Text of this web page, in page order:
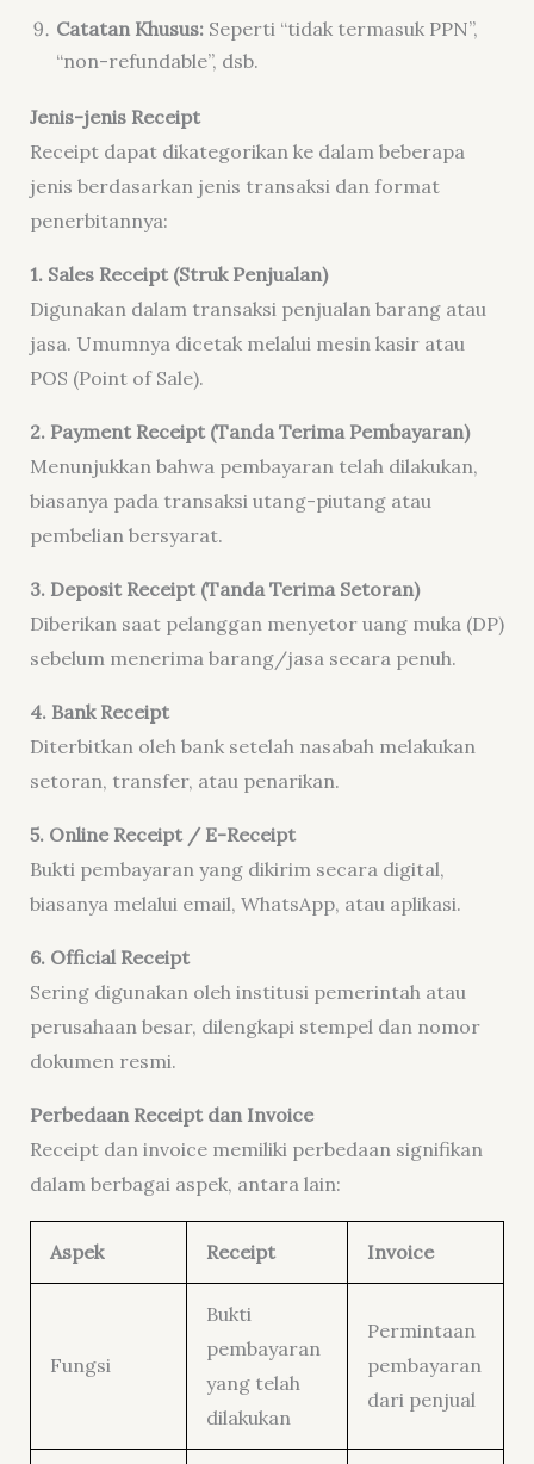
Catatan Khusus: Seperti “tidak termasuk PPN”,
“non-refundable”, dsb.
Jenis-jenis Receipt
Receipt dapat dikategorikan ke dalam beberapa
jenis berdasarkan jenis transaksi dan format
penerbitannya:
1. Sales Receipt (Struk Penjualan)
Digunakan dalam transaksi penjualan barang atau
jasa. Umumnya dicetak melalui mesin kasir atau
POS (Point of Sale).
2. Payment Receipt (Tanda Terima Pembayaran)
Menunjukkan bahwa pembayaran telah dilakukan,
biasanya pada transaksi utang-piutang atau
pembelian bersyarat.
3. Deposit Receipt (Tanda Terima Setoran)
Diberikan saat pelanggan menyetor uang muka (DP)
sebelum menerima barang/jasa secara penuh.
4. Bank Receipt
Diterbitkan oleh bank setelah nasabah melakukan
setoran, transfer, atau penarikan.
5. Online Receipt / E-Receipt
Bukti pembayaran yang dikirim secara digital,
biasanya melalui email, WhatsApp, atau aplikasi.
6. Official Receipt
Sering digunakan oleh institusi pemerintah atau
perusahaan besar, dilengkapi stempel dan nomor
dokumen resmi.
Perbedaan Receipt dan Invoice
Receipt dan invoice memiliki perbedaan signifikan
dalam berbagai aspek, antara lain:
Aspek Receipt Invoice
Fungsi
Bukti
pembayaran
yang telah
dilakukan
Permintaan
pembayaran
dari penjual